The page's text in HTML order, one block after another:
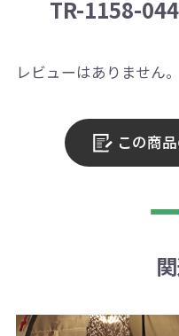
TR-1158-
レビューはありません。
この商